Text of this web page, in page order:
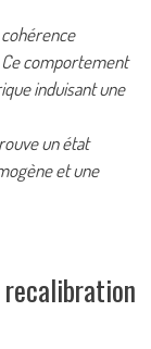
comportement
induisant une
un état
et une
recalibration